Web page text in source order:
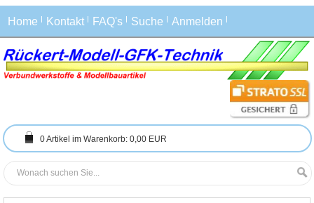
Home Kontakt FAQ's Suche Anmelden
0Artikel im Warenkorb: 0,00 EUR